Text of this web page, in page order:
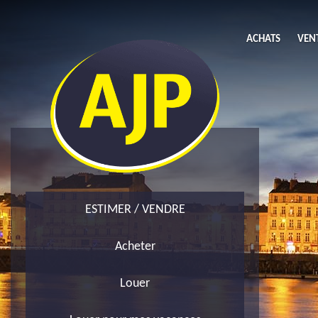
ACHATS
Acheter
Maison
ESTIMER / VENDRE
Acheter
Louer